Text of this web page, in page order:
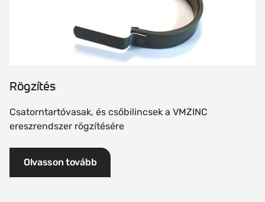
Rögzítés
Csatorntartóvasak, és csőbilincsek a VMZINC
ereszrendszer rögzítésére
Olvasson tovább